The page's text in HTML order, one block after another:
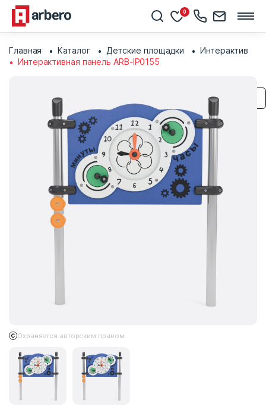
0
Главная Каталог Детские площадки
Интерактив
Интерактивная панель ARB-IP0155
Охраняется авторским правом
Сохранить